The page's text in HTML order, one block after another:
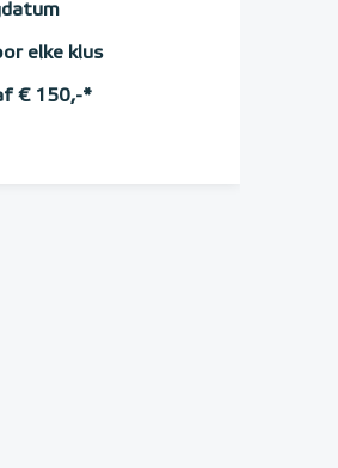
elke klus
€ 150,-*